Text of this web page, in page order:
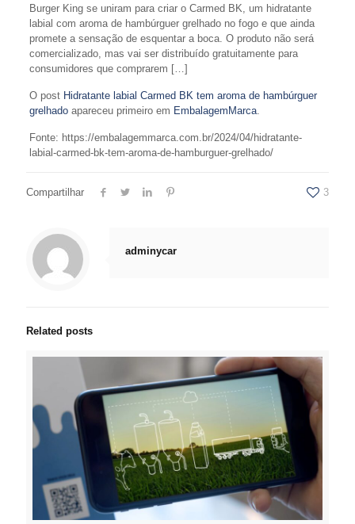
Burger King se uniram para criar o Carmed BK, um hidratante
labial com aroma de hambúrguer grelhado no fogo e que ainda
promete a sensação de esquentar a boca. O produto não será
comercializado, mas vai ser distribuído gratuitamente para
consumidores que comprarem […]
O post Hidratante labial Carmed BK tem aroma de hambúrguer
grelhadoapareceu primeiro em EmbalagemMarca.
Fonte: https://embalagemmarca.com.br/2024/04/hidratante-
labial-carmed-bk-tem-aroma-de-hamburguer-grelhado/
Compartilhar 3
adminycar
Related posts